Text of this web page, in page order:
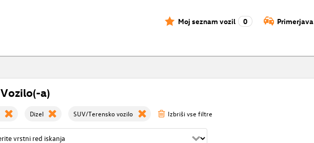
Moj seznam vozil 0 Primerjava
Vozilo(-a)
Dizel SUV/Terensko vozilo Izbriši vse filtre